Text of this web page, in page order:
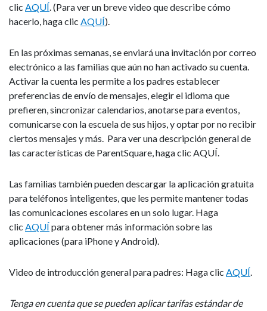
clic AQUÍ. (Para ver un breve video que describe cómo
hacerlo, haga clic AQUÍ).
En las próximas semanas, se enviará una invitación por correo
electrónico a las familias que aún no han activado su cuenta.
Activar la cuenta les permite a los padres establecer
preferencias de envío de mensajes, elegir el idioma que
prefieren, sincronizar calendarios, anotarse para eventos,
comunicarse con la escuela de sus hijos, y optar por no recibir
ciertos mensajes y más. Para ver una descripción general de
las características de ParentSquare, haga clic AQUÍ.
Las familias también pueden descargar la aplicación gratuita
para teléfonos inteligentes, que les permite mantener todas
las comunicaciones escolares en un solo lugar. Haga
clic AQUÍ para obtener más información sobre las
aplicaciones (para iPhone y Android).
Video de introducción general para padres: Haga clic AQUÍ.
Tenga en cuenta que se pueden aplicar tarifas estándar de